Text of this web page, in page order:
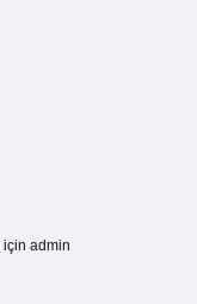
için admin